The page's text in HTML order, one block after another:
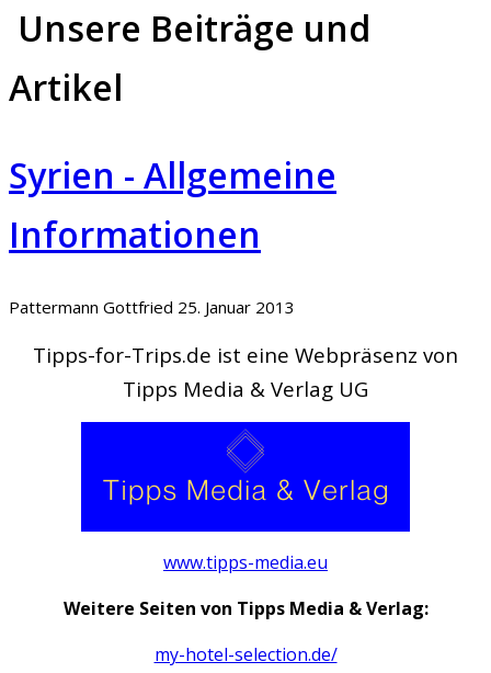
Unsere Beiträge und
Artikel
Syrien - Allgemeine
Informationen
Pattermann Gottfried 25. Januar 2013
Tipps-for-Trips.de ist eine Webpräsenz von
Tipps Media & Verlag UG
www.tipps-media.eu
Weitere Seiten von Tipps Media & Verlag:
my-hotel-selection.de/